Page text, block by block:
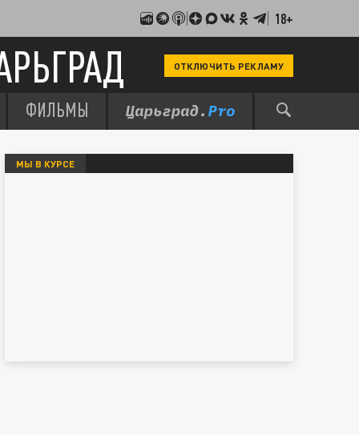
18+
ОТКЛЮЧИТЬ РЕКЛАМУ
ФИЛЬМЫ
МЫ В КУРСЕ